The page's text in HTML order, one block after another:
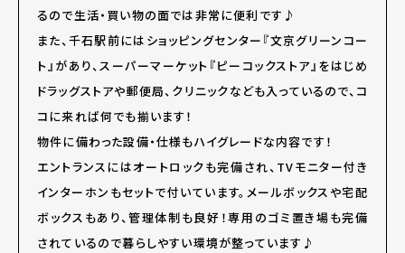
るので生活・買い物の面では非常に便利です♪
また、千石駅前にはショッピングセンター『文京グリーンコー
ト』があり、スーパーマーケット『ピーコックストア』をはじめ
ドラッグストアや郵便局、クリニックなども入っているので、コ
コに来れば何でも揃います！
物件に備わった設備・仕様もハイグレードな内容です！
エントランスにはオートロックも完備され、TVモニター付き
インターホンもセットで付いています。メールボックスや宅配
ボックスもあり、管理体制も良好！専用のゴミ置き場も完備
されているので暮らしやすい環境が整っています♪